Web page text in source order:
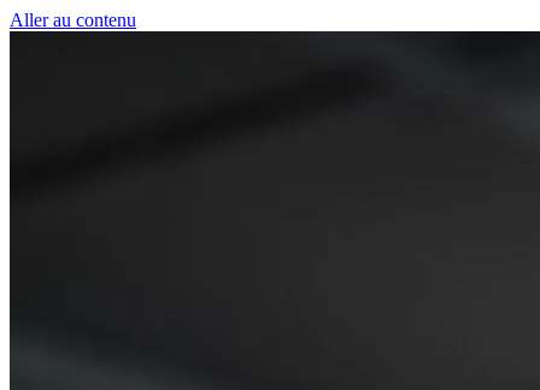
Aller au contenu
Panneau de gestion des cookies